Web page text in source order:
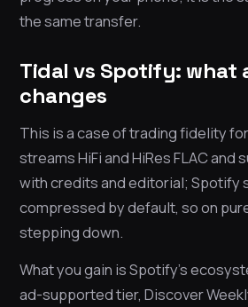
the same transfer.
Tidal vs Spotify: what
changes
This is a case of trading fidelity
streams HiFi and HiRes FLAC and
with credits and editorial; Spotify
compressed by default, so on
stepping down.
What you gain is Spotify’s
ad-supported tier, Discover